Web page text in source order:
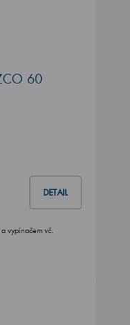
60
DETAIL
vypínačem vč.